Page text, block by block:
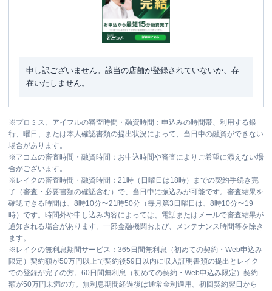
申し訳ございません。該当の店舗が登録されていないか、存
在いたしません。
※プロミス、アイフルの審査時間・融資時間：申込みの時間帯、利用する銀
行、曜日、または本人確認書類の提出状況によって、当日中の融資ができない
場合があります。
※アコムの審査時間・融資時間：お申込時間や審査によりご希望に添えない場
合がございます。
※ レイクの審査時間・融資時間：21時（日曜日は18時）までの契約手続き完
了（審査・必要書類の確認含む）で、当日中に振込みが可能です。審査結果を
確認できる時間は、8時10分〜21時50分（毎月第3日曜日は、8時10分〜19
時）です。時間外や申し込み内容によっては、電話またはメールで審査結果が
通知される場合があります。一部金融機関および、メンテナンス時間等を除き
ます。
※ レイクの無利息期間サービス：365日間無利息（初めての契約・Web申込み
限定）契約額が50万円以上で契約後59日以内に収入証明書類の提出とレイク
での登録が完了の方。60日間無利息（初めての契約・Web申込み限定）契約
額が50万円未満の方。無利息期間経過後は通常金利適用。初回契約翌日から